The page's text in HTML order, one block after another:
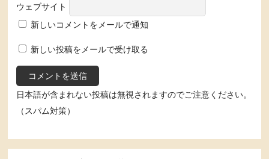
ウェブサイト
新しいコメントをメールで通知
新しい投稿をメールで受け取る
日本語が含まれない投稿は無視されますのでご注意ください。
（スパム対策）